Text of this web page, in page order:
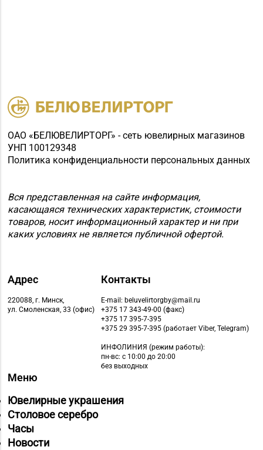
ОАО «БЕЛЮВЕЛИРТОРГ» - сеть ювелирных магазинов
УНП 100129348
Политика конфиденциальности персональных данных
Вся представленная на сайте информация,
касающаяся технических характеристик, стоимости
товаров, носит информационный характер и ни при
каких условиях не является публичной офертой.
Адрес
220088, г. Минск,
ул. Смоленская, 33 (офис)
Контакты
E-mail: beluvelirtorgby@mail.ru
+375 17 343-49-00 (факс)
+375 17 395-7-395
+375 29 395-7-395 (работает Viber, Telegram)
ИНФОЛИНИЯ (режим работы):
пн-вс: с 10:00 до 20:00
без выходных
Меню
Ювелирные украшения
Столовое серебро
Часы
Новости